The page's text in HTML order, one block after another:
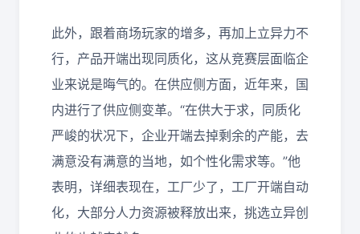
此外，跟着商场玩家的增多，再加上立异力不
行，产品开端出现同质化，这从竞赛层面临企
业来说是晦气的。在供应侧方面，近年来，国
内进行了供应侧变革。“在供大于求，同质化
严峻的状况下，企业开端去掉剩余的产能，去
满意没有满意的当地，如个性化需求等。”他
表明，详细表现在，工厂少了，工厂开端自动
化，大部分人力资源被释放出来，挑选立异创